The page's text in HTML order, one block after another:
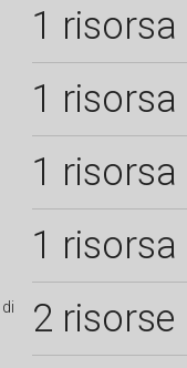
1 risorsa
1 risorsa
1 risorsa
1 risorsa
di 2 risorse